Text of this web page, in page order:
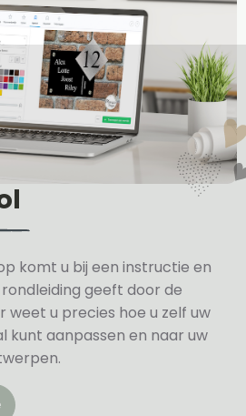
komt u bij een instructie en
geeft door de
u precies hoe u zelf uw
kunt aanpassen en naar uw